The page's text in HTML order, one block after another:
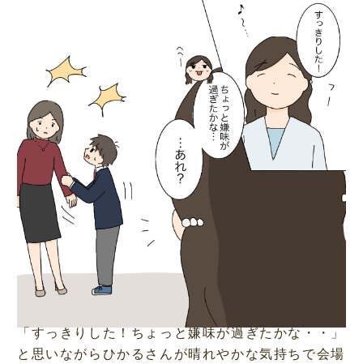
e
「すっきりした！ちょっと嫌味が過ぎたかな・・」
と思いながらひかるさんが晴れやかな気持ちで会場